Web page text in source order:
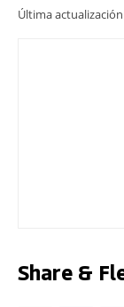
Última
Share &